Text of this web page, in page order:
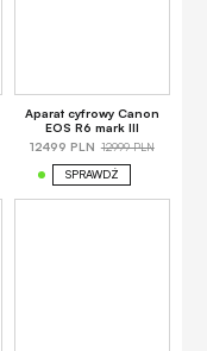
Aparat cyfrowy Canon
EOS R6 mark III
12499 PLN 12999 PLN
SPRAWDŹ